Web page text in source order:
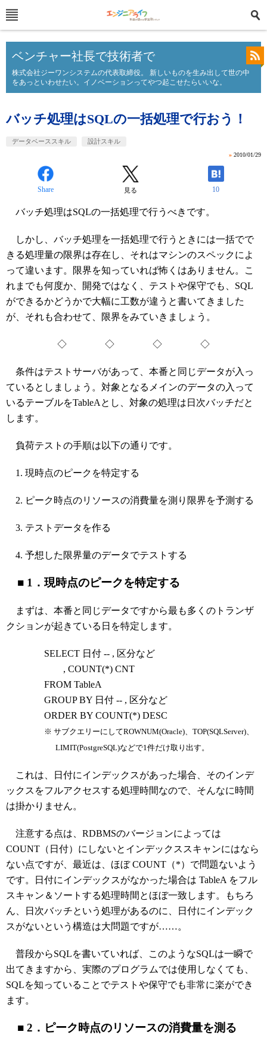
ベンチャー社長で技術者で
株式会社ジーワンシステムの代表取締役。 新しいものを生み出して世の中
をあっといわせたい。イノベーションってやつ起こせたらいいな。
バッチ処理はSQLの一括処理で行おう！
データベーススキル 設計スキル
» 2010/01/29
Share 見る 10
バッチ処理はSQLの一括処理で行うべきです。
しかし、バッチ処理を一括処理で行うときには一括でで
きる処理量の限界は存在し、それはマシンのスペックによ
って違います。限界を知っていれば怖くはありません。こ
れまでも何度か、開発ではなく、テストや保守でも、SQL
ができるかどうかで大幅に工数が違うと書いてきました
が、それも合わせて、限界をみていきましょう。
◇ ◇ ◇ ◇
条件はテストサーバがあって、本番と同じデータが入っ
ているとしましょう。対象となるメインのデータの入って
いるテーブルをTableAとし、対象の処理は日次バッチだと
します。
負荷テストの手順は以下の通りです。
現時点のピークを特定する
ピーク時点のリソースの消費量を測り限界を予測する
テストデータを作る
予想した限界量のデータでテストする
■ 1．現時点のピークを特定する
まずは、本番と同じデータですから最も多くのトランザ
クションが起きている日を特定します。
SELECT 日付 -- , 区分など
, COUNT(*) CNT
FROM TableA
GROUP BY 日付 -- , 区分など
ORDER BY COUNT(*) DESC
※ サブクエリーにしてROWNUM(Oracle)、TOP(SQLServer)、
LIMIT(PostgreSQL)などで1件だけ取り出す。
これは、日付にインデックスがあった場合、そのインデ
ックスをフルアクセスする処理時間なので、そんなに時間
は掛かりません。
注意する点は、RDBMSのバージョンによっては
COUNT（日付）にしないとインデックススキャンにはなら
ない点ですが、最近は、ほぼ COUNT（*）で問題ないよう
です。日付にインデックスがなかった場合は TableA をフル
スキャン＆ソートする処理時間とほぼ一致します。もちろ
ん、日次バッチという処理があるのに、日付にインデック
スがないという構造は大問題ですが……。
普段からSQLを書いていれば、このようなSQLは一瞬で
出てきますから、実際のプログラムでは使用しなくても、
SQLを知っていることでテストや保守でも非常に楽ができ
ます。
■ 2．ピーク時点のリソースの消費量を測る